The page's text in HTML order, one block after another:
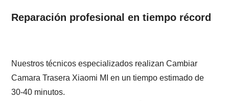
Reparación profesional en tiempo récord
Nuestros técnicos especializados realizan Cambiar
Camara Trasera Xiaomi MI en un tiempo estimado de
30-40 minutos.